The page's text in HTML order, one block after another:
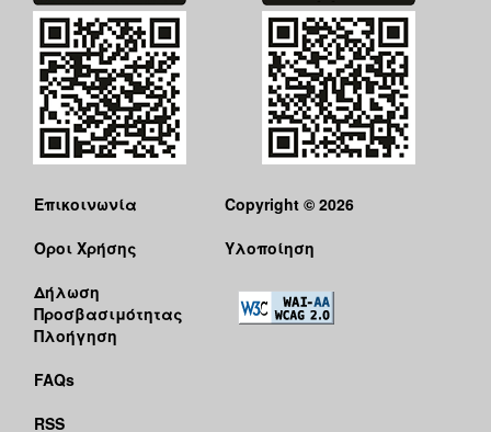
Επικοινωνία
Όροι Χρήσης
Δήλωση
Προσβασιμότητας
Πλοήγηση
FAQs
RSS
Copyright © 2026
Υλοποίηση